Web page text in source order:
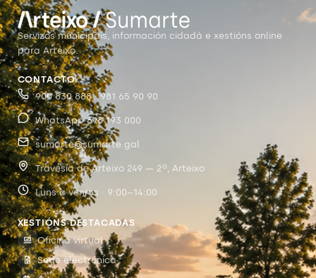
Servizos municipais, información cidadá e xestións online
para Arteixo.
CONTACTO
900 830 888 · 981 65 90 90
WhatsApp 698 193 000
sumarte@sumarte.gal
Travesía de Arteixo 249 — 2º, Arteixo
Luns a venres · 9:00–14:00
XESTIÓNS DESTACADAS
Oficina virtual
Sede electrónica